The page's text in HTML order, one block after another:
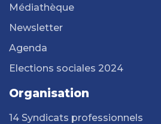
Médiathèque
Newsletter
Agenda
Elections sociales 2024
Organisation
14 Syndicats professionnels